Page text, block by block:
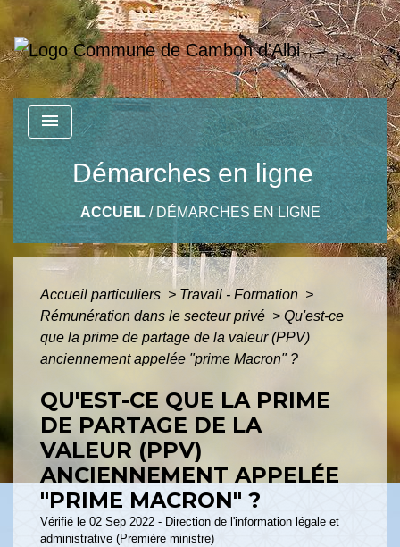
menu
Démarches en ligne
ACCUEIL/ DÉMARCHES EN LIGNE
Accueil particuliers > Travail - Formation >
Rémunération dans le secteur privé > Qu'est-ce
que la prime de partage de la valeur (PPV)
anciennement appelée "prime Macron" ?
QU'EST-CE QUE LA PRIME
DE PARTAGE DE LA
VALEUR (PPV)
ANCIENNEMENT APPELÉE
"PRIME MACRON" ?
Vérifié le 02 Sep 2022 - Direction de l'information légale et
administrative (Première ministre)